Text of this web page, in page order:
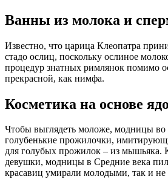
Ванны из молока и
Известно, что царица Клеопатра
стадо ослиц, поскольку ослиное
процедур знатных римлянок помимо
прекрасной, как нимфа.
Косметика на основе
Чтобы выглядеть моложе, модницы во
голубенькие прожилочки,
для голубых прожилок – из мышьяка.
девушки, модницы в Средние века
красавиц умирали молодыми, так и не